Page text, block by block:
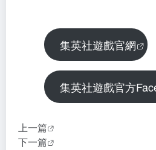
集英社遊戲官網
集英社遊戲官方
上一篇
下一篇